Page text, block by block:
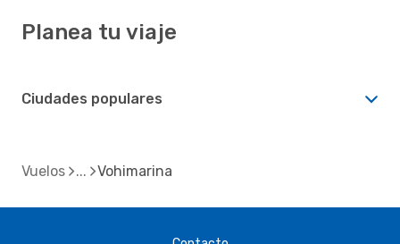
Planea tu viaje
Ciudades populares
Vuelos Vohimarina